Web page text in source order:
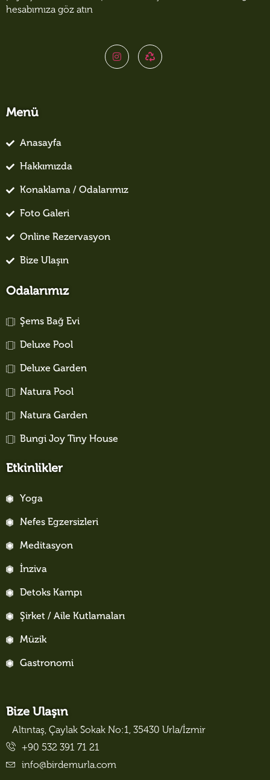
hesabımıza göz atın
Menü
Anasayfa
Hakkımızda
Konaklama / Odalarımız
Foto Galeri
Online Rezervasyon
Bize Ulaşın
Odalarımız
Şems Bağ Evi
Deluxe Pool
Deluxe Garden
Natura Pool
Natura Garden
Bungi Joy Tiny House
Etkinlikler
Yoga
Nefes Egzersizleri
Meditasyon
İnziva
Detoks Kampı
Şirket / Aile Kutlamaları
Müzik
Gastronomi
Bize Ulaşın
Altıntaş, Çaylak Sokak No:1, 35430 Urla/İzmir
+90 532 391 71 21
info@birdemurla.com